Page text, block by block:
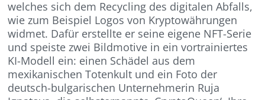
welches sich dem Recycling des digitalen Abfalls,
wie zum Beispiel Logos von Kryptowährungen
widmet. Dafür erstellte er seine eigene NFT-Serie
und speiste zwei Bildmotive in ein vortrainiertes
KI-Modell ein: einen Schädel aus dem
mexikanischen Totenkult und ein Foto der
deutsch-bulgarischen Unternehmerin Ruja